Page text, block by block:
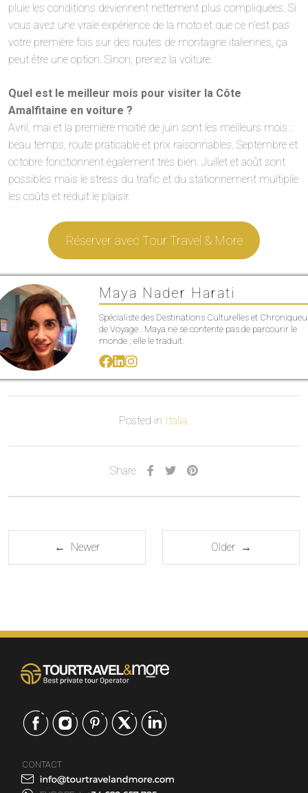
pluie les conditions deviennent nettement plus compliquées. Si
vous avez une vraie expérience de la moto et que ce n’est pas
votre première fois sur des routes de montagne italiennes, ça
peut être une option. Sinon, prenez la voiture.
Quel est le meilleur mois pour visiter la Côte
Amalfitaine en voiture ?
Avril, mai et la première moitié de juin sont les meilleurs mois :
beau temps, route praticable et prix raisonnables. Septembre et
octobre fonctionnent également très bien. Juillet et août sont
possibles mais le stress du trafic et du stationnement multiplie
les coûts et réduit le plaisir.
Réserver avec Tour Travel & More
Maya Nader Harati
Spécialiste des Destinations Culturelles et
de Voyage . Maya ne se contente pas de parcourir le
monde ; elle le traduit.
Posted in Italia.
Share
← Newer Older →
CONTACT